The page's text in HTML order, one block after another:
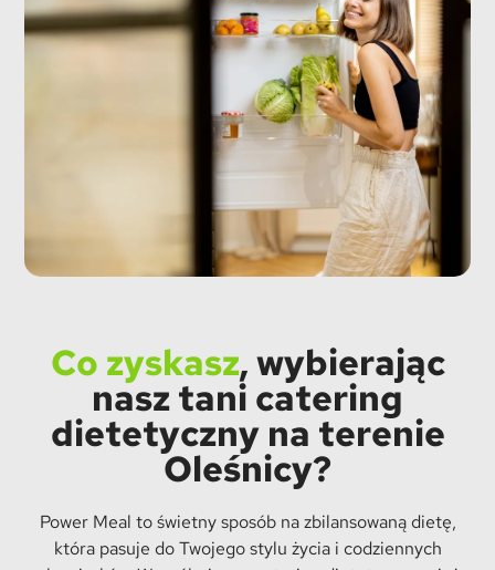
Co zyskasz, wybierając
nasz tani catering
dietetyczny na terenie
Oleśnicy?
Power Meal to świetny sposób na zbilansowaną dietę,
która pasuje do Twojego stylu życia i codziennych